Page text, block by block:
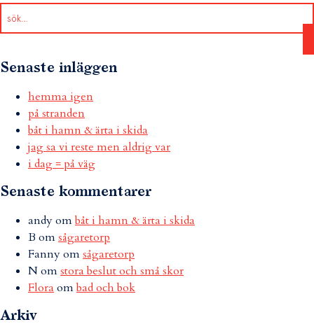
Senaste inläggen
hemma igen
på stranden
båt i hamn & ärta i skida
jag sa vi reste men aldrig var
i dag = på väg
Senaste kommentarer
andyombåt i hamn & ärta i skida
B omsågaretorp
Fannyomsågaretorp
Nomstora beslut och små skor
Flora ombad och bok
Arkiv